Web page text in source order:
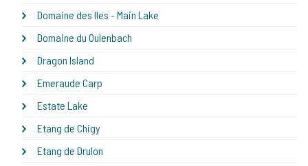
Domaine des Iles - Main Lake
Domaine du Oulenbach
Dragon Island
Emeraude Carp
Estate Lake
Etang de Chigy
Etang de Drulon